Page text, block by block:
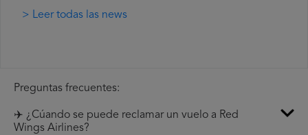
> Leer todas las news
Preguntas frecuentes:
✈️ ¿Cúando se puede reclamar un vuelo a Red
Wings Airlines?